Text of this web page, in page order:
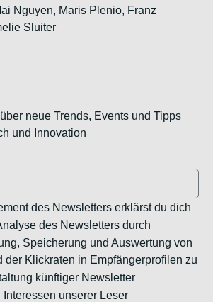
Nguyen, Maris Plenio, Franz
Sluiter
neue Trends, Events und Tipps
und Innovation
des Newsletters erklärst du dich
des Newsletters durch
Speicherung und Auswertung von
der Klickraten in Empfängerprofilen zu
künftiger Newsletter
unserer Leser